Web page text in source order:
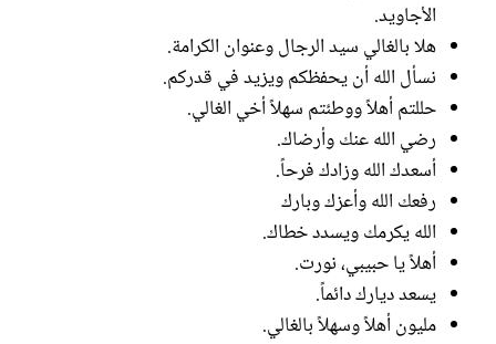
الأجاويد.
هلا بالغالي سيد الرجال وعنوان الكرامة.
نسأل الله أن يحفظكم ويزيد في قدركم.
حللتم أهلاً ووطئتم سهلاً أخي الغالي.
رضي الله عنك وأرضاك.
أسعدك الله وزادك فرحاً.
رفعك الله وأعزك وبارك
الله يكرمك ويسدد خطاك.
أهلاً يا حبيبي، نورت.
يسعد ديارك دائماً.
مليون أهلاً وسهلاً بالغالي.